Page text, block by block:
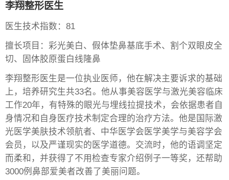
李翔整形医生
医生技术指数：81
擅长项目：彩光美白、假体垫鼻基底手术、割个双眼皮全
切、固体胶原蛋白线隆鼻
李翔整形医生是一位执业医师，他在解决主要诉求的基础
上，培养研究生共33名。他从事美容医学与激光美容临床
工作20年，有特殊的眼光与埋线拉提技术，会依据患者自
身情况和自身医疗技术制定合理的治疗方法。他是国际激
光医学美肤技术领航者、中华医学会医学美学与美容学会
会员，以及严谨现实的医学道德。交流时，他的语调坚定
而柔和，并获得了不用检查专家介绍例子一等奖，还帮助
3000例鼻部爱美者改善了美丽问题。